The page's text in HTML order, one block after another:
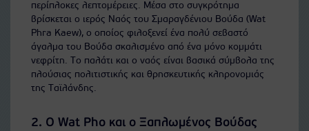
περίπλοκες λεπτομέρειες. Μέσα στο συγκρότημα
βρίσκεται ο ιερός Ναός του Σμαραγδένιου Βούδα (Wat
Phra Kaew), ο οποίος φιλοξενεί ένα πολύ σεβαστό
άγαλμα του Βούδα σκαλισμένο από ένα μόνο κομμάτι
νεφρίτη. Το παλάτι και ο ναός είναι βασικά σύμβολα της
πλούσιας πολιτιστικής και θρησκευτικής κληρονομιάς
της Ταϊλάνδης.
2. Ο Wat Pho και ο Ξαπλωμένος Βούδας